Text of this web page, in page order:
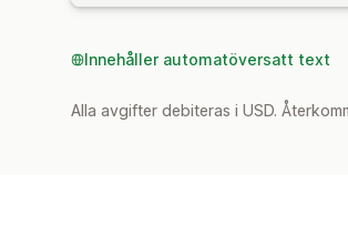
Innehåller automatöversatt text
Alla avgifter debiteras i USD.